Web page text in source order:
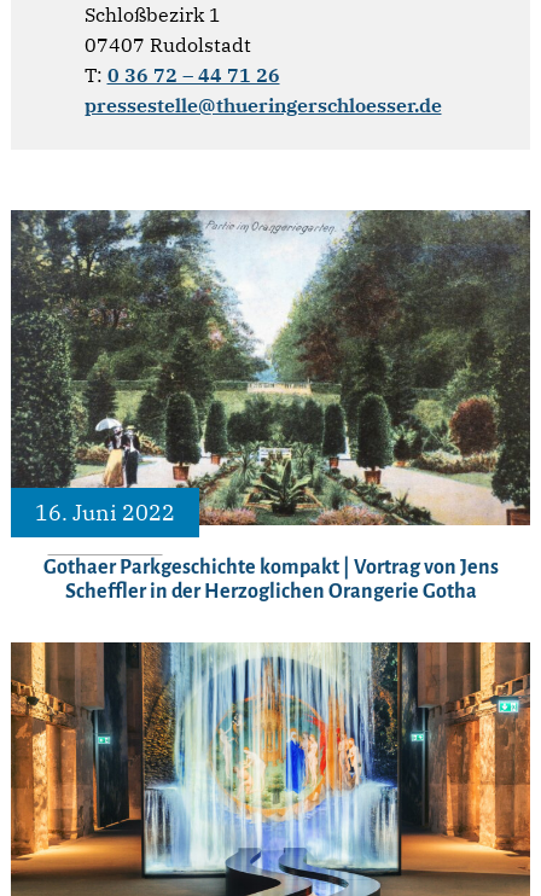
Schloßbezirk 1
07407 Rudolstadt
T: 0 36 72 – 44 71 26
pressestelle@thueringerschloesser.de
16. Juni 2022
Gothaer Parkgeschichte kompakt | Vortrag von Jens
Scheffler in der Herzoglichen Orangerie Gotha